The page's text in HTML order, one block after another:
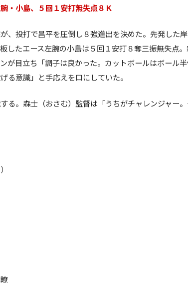
・小島、５回１安打無失点８Ｋ
、投打で昌平を圧倒し８強進出を決めた。先発した
したエース左腕の小島は５回１安打８奪三振無失点
が目立ち「調子は良かった。カットボールはボール
る意識」と手応えを口にしていた。
る。森士（おさむ）監督は「うちがチャレンジャー